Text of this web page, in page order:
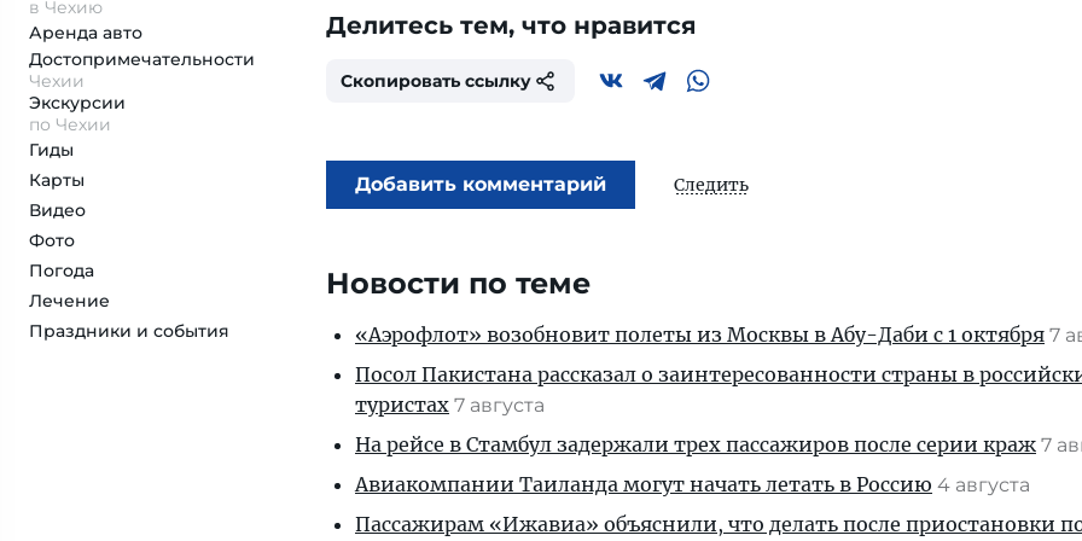
в Чехию
Аренда авто
Достопримеча­тельности
Чехии
Экскурсии
по Чехии
Гиды
Карты
Видео
Фото
Погода
Лечение
Праздники и события
Делитесь тем, что нравится
Скопировать ссылку
Добавить комментарий Следить
Новости по теме
«Аэрофлот» возобновит полеты из Москвы в Абу-Даби с 1 октября 7
Посол Пакистана рассказал о заинтересованности страны в
туристах 7 августа
На рейсе в Стамбул задержали трех пассажиров после серии краж 7
Авиакомпании Таиланда могут начать летать в Россию 4 августа
Пассажирам «Ижавиа» объяснили, что делать после приостановки